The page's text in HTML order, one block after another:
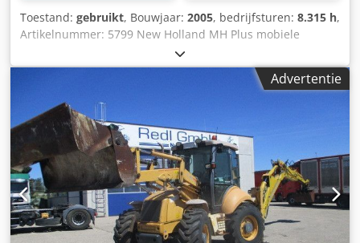
Toestand: gebruikt, Bouwjaar: 2005, bedrijfsturen: 8.315 h,
Artikelnummer: 5799 New Holland MH Plus mobiele
graafmachine met uitschuifbare giek en grijper met twee
bakken ----* Fabrikant: New Holland * Type: MH Plus *
Bouwjaar: 2005 * Vermogen: 98 kW / 133 pk * Banden:
10.00 - / dubbele banden * Afgelezen draaiuren: ca. 8.315
uur * Kleur: geel * Gesloten cabine * Uitschuifbare giek *
Grijper * 270 graden camera Dkodpszntg Rsfx Adrjr *
Zwaailicht * Maximumsnelheid km/u * Extra hydraulische
aansluitingen * Werklampen aan de voorkant van het
cabinedak * 270 liter brandstoftank * 140 liter
hydrauliektank Let op mogelijke fouten in de advertentie:
Ondanks zorgvuldige samenstelling van de advertentie
kunnen er af en toe fouten in de tekst of specificaties
Advertentie